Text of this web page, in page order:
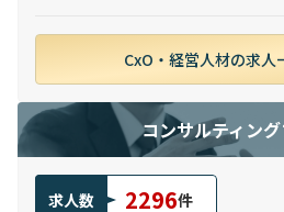
CxO・経営人材の求人
コンサルティン
求人数 2296件